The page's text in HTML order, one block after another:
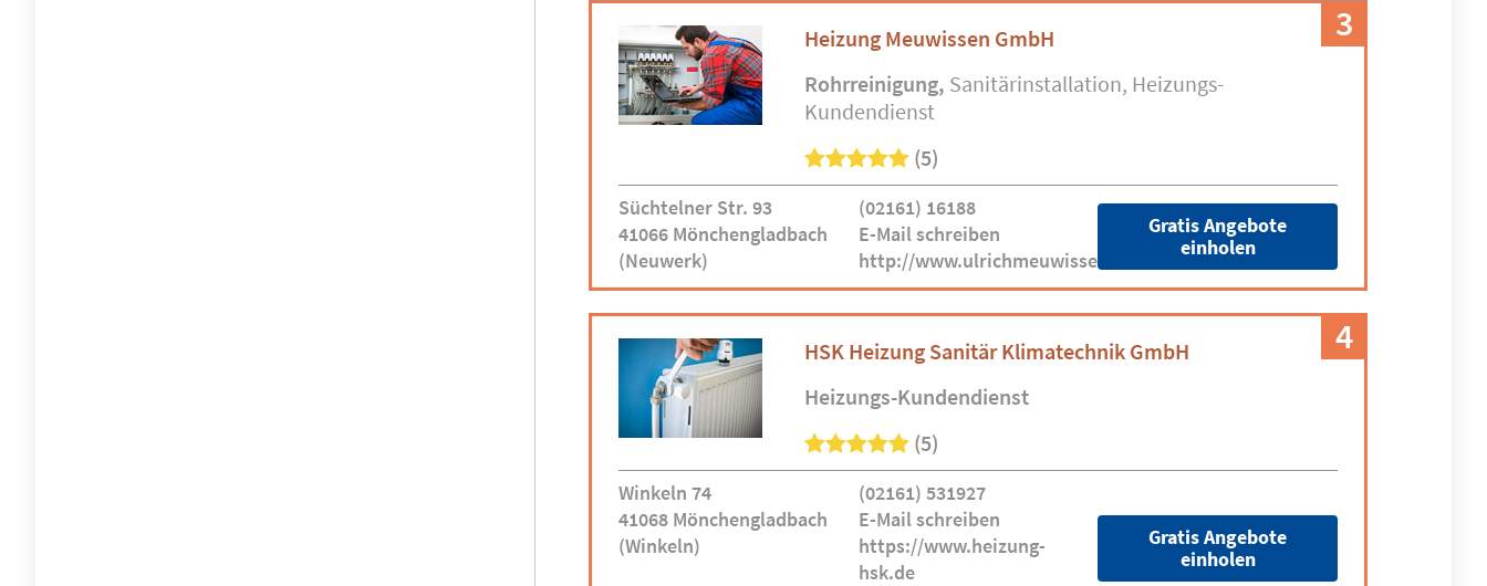
3
Heizung Meuwissen GmbH
Rohrreinigung Sanitärinstallation Heizungs-
Kundendienst
(5)
Süchtelner Str. 93
41066 Mönchengladbach
(Neuwerk)
(02161) 16188
E-Mail schreiben
http://www.ulrichmeuwissen.de
Gratis Angebote
einholen
4
HSK Heizung Sanitär Klimatechnik GmbH
Heizungs-Kundendienst
(5)
Winkeln 74
41068 Mönchengladbach
(Winkeln)
(02161) 531927
E-Mail schreiben
https://www.heizung-
hsk.de
Gratis Angebote
einholen